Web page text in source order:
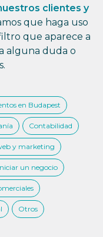
clientes y
que haga uso
que aparece a
alguna duda o
en Budapest
Contabilidad
y marketing
un negocio
Otros